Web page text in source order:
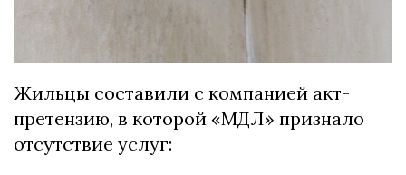
Жильцы составили с компанией акт-
претензию, в которой «МДЛ» признало
отсутствие услуг: